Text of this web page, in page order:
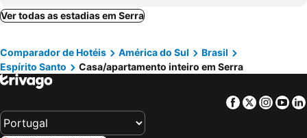
Ver todas as estadias em Serra
Comparador de Hotéis América do Sul
Brasil
Espírito Santo
Casa/apartamento inteiro em Serra
Facebook
Twitter